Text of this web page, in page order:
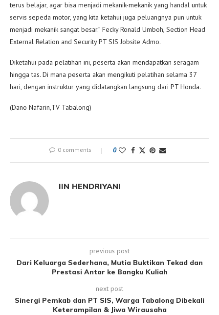
terus belajar, agar bisa menjadi mekanik-mekanik yang handal untuk
servis sepeda motor, yang kita ketahui juga peluangnya pun untuk
menjadi mekanik sangat besar.” Fecky Ronald Umboh, Section Head
External Relation and Security PT SIS Jobsite Admo.
Diketahui pada pelatihan ini, peserta akan mendapatkan seragam
hingga tas. Di mana peserta akan mengikuti pelatihan selama 37
hari, dengan instruktur yang didatangkan langsung dari PT Honda.
(Dano Nafarin,TV Tabalong)
0 comments 0
IIN HENDRIYANI
previous post
Dari Keluarga Sederhana, Mutia Buktikan Tekad dan
Prestasi Antar ke Bangku Kuliah
next post
Sinergi Pemkab dan PT SIS, Warga Tabalong Dibekali
Keterampilan & Jiwa Wirausaha